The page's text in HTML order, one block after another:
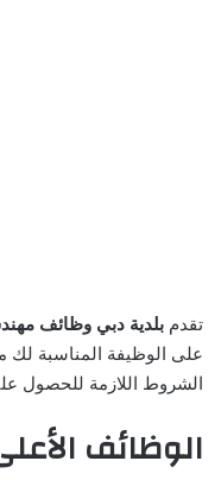
تقدم بلدية دبي وظائف
على الوظيفة المناسبة لك
الشروط اللازمة للحصول
الوظائف